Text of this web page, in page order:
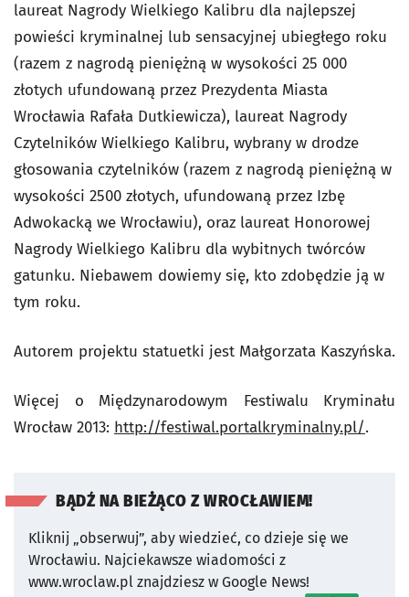
laureat Nagrody Wielkiego Kalibru dla najlepszej
powieści kryminalnej lub sensacyjnej ubiegłego roku
(razem z nagrodą pieniężną w wysokości 25 000
złotych ufundowaną przez Prezydenta Miasta
Wrocławia Rafała Dutkiewicza), laureat Nagrody
Czytelników Wielkiego Kalibru, wybrany w drodze
głosowania czytelników (razem z nagrodą pieniężną w
wysokości 2500 złotych, ufundowaną przez Izbę
Adwokacką we Wrocławiu), oraz laureat Honorowej
Nagrody Wielkiego Kalibru dla wybitnych twórców
gatunku. Niebawem dowiemy się, kto zdobędzie ją w
tym roku.
Autorem projektu statuetki jest Małgorzata Kaszyńska.
Więcej o Międzynarodowym Festiwalu Kryminału
Wrocław 2013: http://festiwal.portalkryminalny.pl/.
BĄDŹ NA BIEŻĄCO Z WROCŁAWIEM!
Kliknij „obserwuj”, aby wiedzieć, co dzieje się we
Wrocławiu. Najciekawsze wiadomości z
www.wroclaw.pl znajdziesz w Google News!